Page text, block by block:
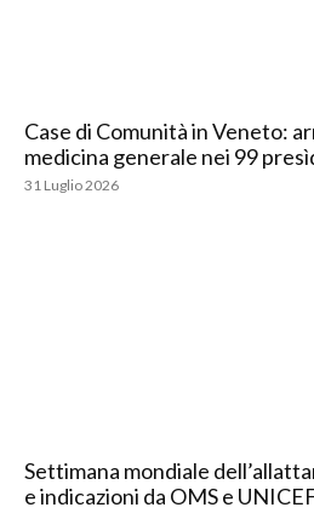
Case di Comunità in Veneto:
medicina generale nei 99
31 Luglio 2026
Settimana mondiale
e indicazioni da OMS e